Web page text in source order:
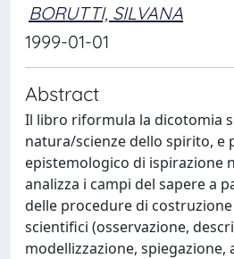
BORUTTI, SILVANA
1999-01-01
Abstract
Il libro riformula la dicotomia
natura/scienze dello spirito, e
epistemologico di ispirazione
analizza i campi del sapere a
delle procedure di
scientifici (osservazione,
modellizzazione,